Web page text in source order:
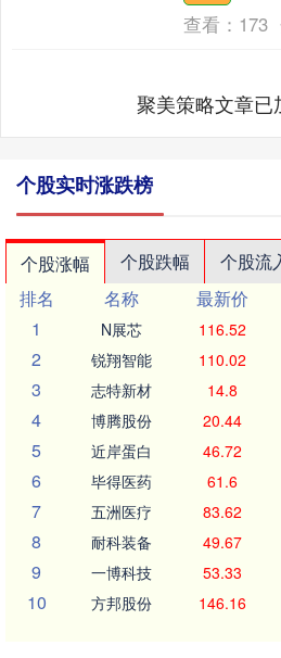
查看： 173
聚美策略文章已
个股实时涨跌榜
个股涨幅 个股跌幅 个股流
排名
名称 最新价
1
N展芯 116.52
2 锐翔智能 110.02
3 志特新材 14.8
4 博腾股份 20.44
5 近岸蛋白 46.72
6 毕得医药 61.6
7 五洲医疗 83.62
8 耐科装备 49.67
9 一博科技 53.33
10 方邦股份 146.16